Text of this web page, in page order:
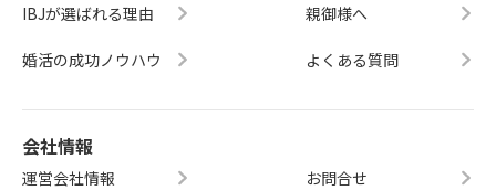
IBJが選ばれる理由
婚活の成功ノウハウ
親御様へ
よくある質問
会社情報
運営会社情報 お問合せ